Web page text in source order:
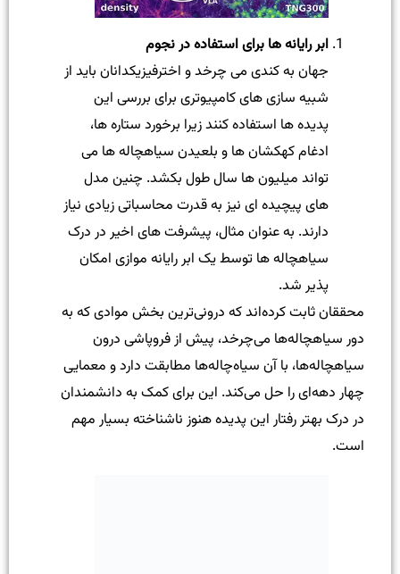
ابر رایانه ها برای استفاده در نجوم
جهان به کندی می چرخد و اخترفیزیکدانان باید از
شبیه سازی های کامپیوتری برای بررسی این
پدیده ها استفاده کنند زیرا برخورد ستاره ها،
ادغام کهکشان ها و بلعیدن سیاهچاله ها می
تواند میلیون ها سال طول بکشد. چنین مدل
های پیچیده ای نیز به قدرت محاسباتی زیادی نیاز
دارند. به عنوان مثال، پیشرفت های اخیر در درک
سیاهچاله ها توسط یک ابر رایانه موازی امکان
پذیر شد.
محققان ثابت کرده‌اند که درونی‌ترین بخش موادی که به
دور سیاهچاله‌ها می‌چرخد، پیش از فروپاشی درون
سیاهچاله‌ها، با آن سیاه‌چاله‌ها مطابقت دارد و معمایی
چهار دهه‌ای را حل می‌کند. این برای کمک به دانشمندان
در درک بهتر رفتار این پدیده هنوز ناشناخته بسیار مهم
است.